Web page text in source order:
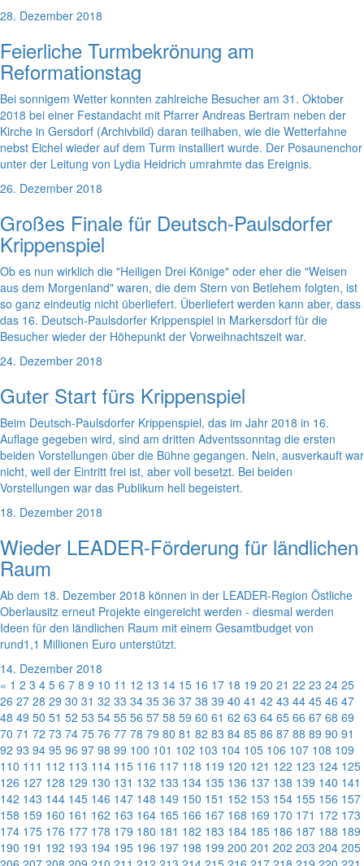
28. Dezember 2018
Feierliche Turmbekrönung am
Reformationstag
Bei sonnigem Wetter konnten zahlreiche Besucher am 31. Oktober
2018 bei einer Festandacht mit Pfarrer Andreas Bertram neben der
Kirche in Gersdorf (Archivbild) daran teilhaben, wie die Wetterfahne
nebst Eichel wieder auf dem Turm installiert wurde. Der Posaunenchor
unter der Leitung von Lydia Heidrich umrahmte das Ereignis.
26. Dezember 2018
Großes Finale für Deutsch-Paulsdorfer
Krippenspiel
Ob es nun wirklich die "Heiligen Drei Könige" oder eher die "Weisen
aus dem Morgenland" waren, die dem Stern von Betlehem folgten, ist
so ganz eindeutig nicht überliefert. Überliefert werden kann aber, dass
das 16. Deutsch-Paulsdorfer Krippenspiel in Markersdorf für die
Besucher wieder der Höhepunkt der Vorweihnachtszeit war.
24. Dezember 2018
Guter Start fürs Krippenspiel
Beim Deutsch-Paulsdorfer Krippenspiel, das im Jahr 2018 in 16.
Auflage gegeben wird, sind am dritten Adventssonntag die ersten
beiden Vorstellungen über die Bühne gegangen. Nein, ausverkauft war
nicht, weil der Eintritt frei ist, aber voll besetzt. Bei beiden
Vorstellungen war das Publikum hell begeistert.
18. Dezember 2018
Wieder LEADER-Förderung für ländlichen
Raum
Ab dem 18. Dezember 2018 können in der LEADER-Region Östliche
Oberlausitz erneut Projekte eingereicht werden - diesmal werden
Ideen für den ländlichen Raum mit einem Gesamtbudget von
rund1,1 Millionen Euro unterstützt.
14. Dezember 2018
« 1 2 3 4 5 6 7 8 9 10 11 12 13 14 15 16 17 18 19 20 21 22 23 24 25
26 27 28 29 30 31 32 33 34 35 36 37 38 39 40 41 42 43 44 45 46 47
48 49 50 51 52 53 54 55 56 57 58 59 60 61 62 63 64 65 66 67 68 69
70 71 72 73 74 75 76 77 78 79 80 81 82 83 84 85 86 87 88 89 90 91
92 93 94 95 96 97 98 99 100 101 102 103 104 105 106 107 108 109
110 111 112 113 114 115 116 117 118 119 120 121 122 123 124 125
126 127 128 129 130 131 132 133 134 135 136 137 138 139 140 141
142 143 144 145 146 147 148 149 150 151 152 153 154 155 156 157
158 159 160 161 162 163 164 165 166 167 168 169 170 171 172 173
174 175 176 177 178 179 180 181 182 183 184 185 186 187 188 189
190 191 192 193 194 195 196 197 198 199 200 201 202 203 204 205